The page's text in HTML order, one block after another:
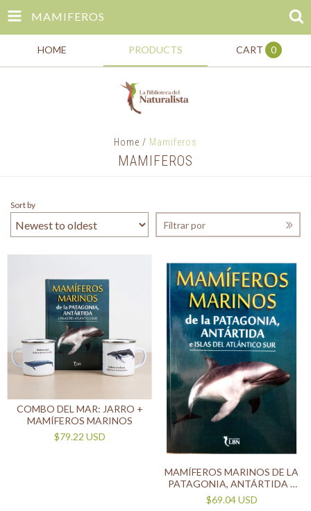
MAMIFEROS
HOME PRODUCTS CART 0
Home / Mamiferos
MAMIFEROS
Sort by
Filtrar por
COMBO DEL MAR: JARRO +
MAMÍFEROS MARINOS
$79.22 USD
MAMÍFEROS MARINOS DE LA
PATAGONIA, ANTÁRTIDA E
ISLAS DEL ATLÁNTICO SUR
$69.04 USD